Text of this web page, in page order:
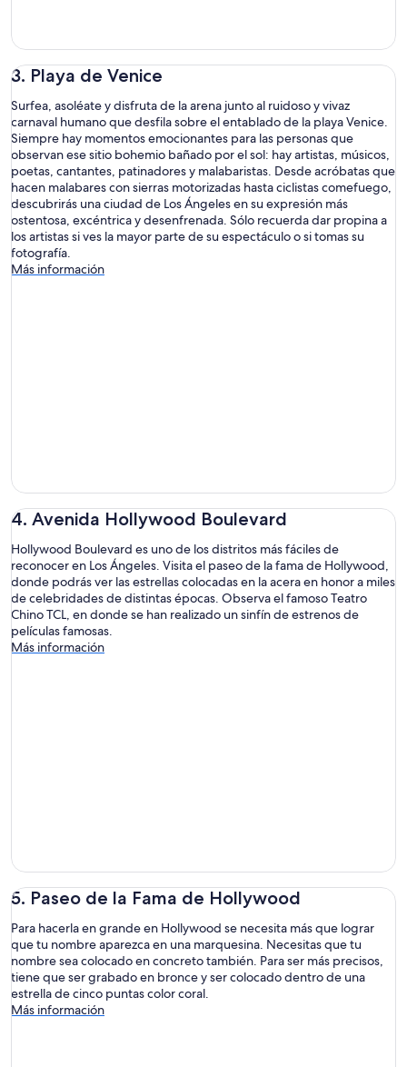
3. Playa de Venice
Surfea, asoléate y disfruta de la arena junto al ruidoso y vivaz
carnaval humano que desfila sobre el entablado de la playa Venice.
Siempre hay momentos emocionantes para las personas que
observan ese sitio bohemio bañado por el sol: hay artistas, músicos,
poetas, cantantes, patinadores y malabaristas. Desde acróbatas que
hacen malabares con sierras motorizadas hasta ciclistas comefuego,
descubrirás una ciudad de Los Ángeles en su expresión más
ostentosa, excéntrica y desenfrenada. Sólo recuerda dar propina a
los artistas si ves la mayor parte de su espectáculo o si tomas su
fotografía.
Más información
4. Avenida Hollywood Boulevard
Hollywood Boulevard es uno de los distritos más fáciles de
reconocer en Los Ángeles. Visita el paseo de la fama de Hollywood,
donde podrás ver las estrellas colocadas en la acera en honor a miles
de celebridades de distintas épocas. Observa el famoso Teatro
Chino TCL, en donde se han realizado un sinfín de estrenos de
películas famosas.
Más información
5. Paseo de la Fama de Hollywood
Para hacerla en grande en Hollywood se necesita más que lograr
que tu nombre aparezca en una marquesina. Necesitas que tu
nombre sea colocado en concreto también. Para ser más precisos,
tiene que ser grabado en bronce y ser colocado dentro de una
estrella de cinco puntas color coral.
Más información